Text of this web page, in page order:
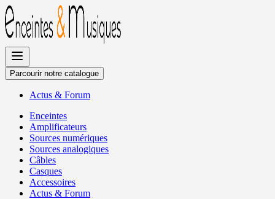
Allez
au
contenu
Parcourir notre catalogue
Actus & Forum
Enceintes
Amplificateurs
Sources numériques
Sources analogiques
Câbles
Casques
Accessoires
Actus & Forum